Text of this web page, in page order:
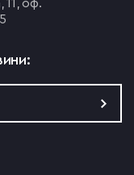
11, оф.